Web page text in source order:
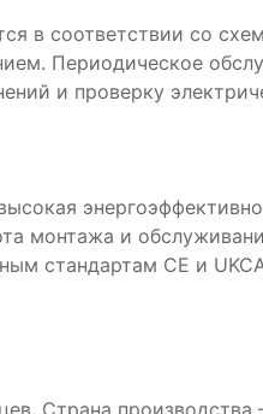
в соответствии со
Периодическое
и проверку
монтажа и
стандартам CE и
Страна